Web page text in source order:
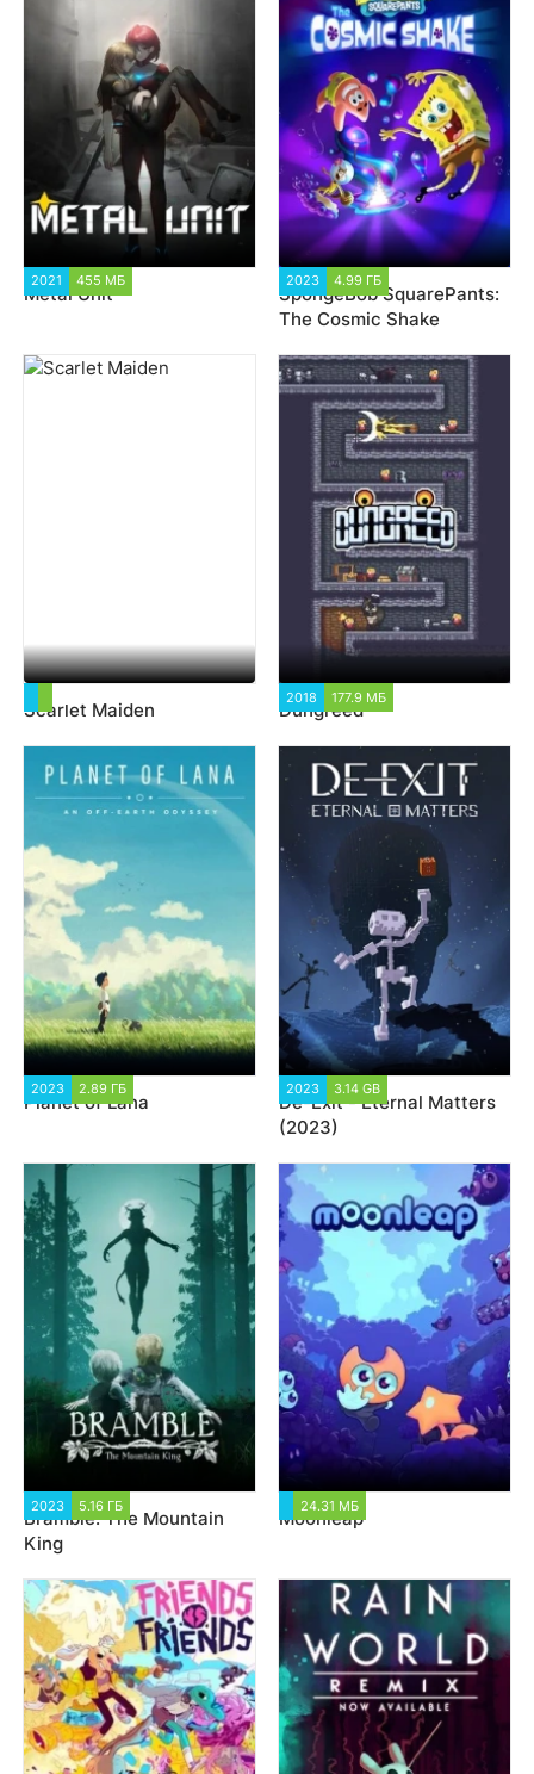
2021 455 МБ
Metal Unit
2023 4.99 ГБ
SpongeBob SquarePants:
The Cosmic Shake
Scarlet Maiden
2018 177.9 МБ
Dungreed
2023 2.89 ГБ
Planet of Lana
2023 3.14 GB
De-Exit - Eternal Matters
(2023)
2023 5.16 ГБ
Bramble: The Mountain
King
24.31 МБ
Moonleap